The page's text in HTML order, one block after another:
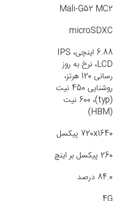
Mali-G52 MC2
microSDXC
6.88 اینچی، IPS
LCD، نرخ به روز
رسانی 120 هرتز،
روشنایی 450 نیت
(typ)، 600 نیت
(HBM)
720x1640 پیکسل
260 پیکسل بر اینچ
84.0 درصد